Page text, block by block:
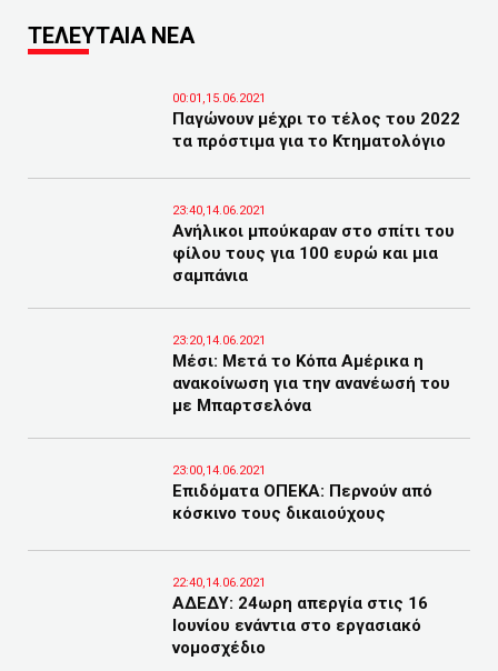
ΤΕΛΕΥΤΑΙΑ ΝΕΑ
00:01,15.06.2021
Παγώνουν μέχρι το τέλος του 2022
τα πρόστιμα για το Κτηματολόγιο
23:40,14.06.2021
Ανήλικοι μπούκαραν στο σπίτι του
φίλου τους για 100 ευρώ και μια
σαμπάνια
23:20,14.06.2021
Μέσι: Μετά το Κόπα Αμέρικα η
ανακοίνωση για την ανανέωσή του
με Μπαρτσελόνα
23:00,14.06.2021
Επιδόματα ΟΠΕΚΑ: Περνούν από
κόσκινο τους δικαιούχους
22:40,14.06.2021
ΑΔΕΔΥ: 24ωρη απεργία στις 16
Ιουνίου ενάντια στο εργασιακό
νομοσχέδιο